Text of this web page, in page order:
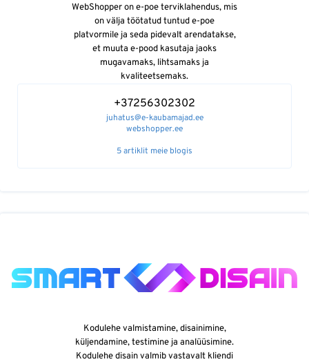
WebShopper on e-poe terviklahendus, mis
on välja töötatud tuntud e-poe
platvormile ja seda pidevalt arendatakse,
et muuta e-pood kasutaja jaoks
mugavamaks, lihtsamaks ja
kvaliteetsemaks.
+37256302302
juhatus@e-kaubamajad.ee
webshopper.ee
5 artiklit meie blogis
Kodulehe valmistamine, disainimine,
küljendamine, testimine ja analüüsimine.
Kodulehe disain valmib vastavalt kliendi